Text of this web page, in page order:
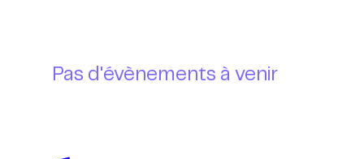
Pas d'évènements à venir